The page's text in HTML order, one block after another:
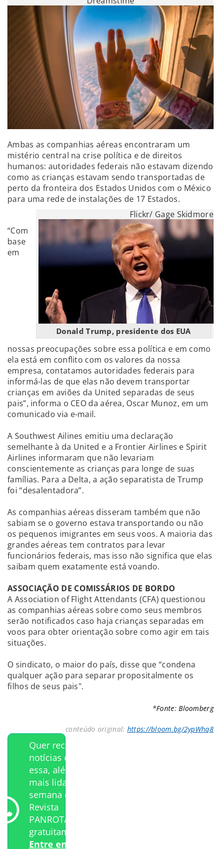
Ambas as companhias aéreas encontraram um
mistério central na crise política e de direitos
humanos: autoridades federais não estavam dizendo
como as crianças estavam sendo transportadas de
perto da fronteira dos Estados Unidos com o México
para uma rede de instalações de 17 Estados.
Flickr/ Gage Skidmore
Donald Trump, presidente dos EUA
“Com
base
em
nossas preocupações sobre essa política e em como
ela está em conflito com os valores da nossa
empresa, contatamos autoridades federais para
informá-las de que elas não devem transportar
crianças em aviões da United separadas de seus
pais”, informa o CEO da aérea, Oscar Munoz, em um
comunicado via e-mail.
A Southwest Ailines emitiu uma declaração
semelhante à da United e a Frontier Airlines e Spirit
Airlines informaram que não levariam
conscientemente as crianças para longe de suas
famílias. Para a Delta, a ação separatista de Trump
foi “desalentadora”.
As companhias aéreas disseram também que não
sabiam se o governo estava transportando ou não
os pequenos imigrantes em seus voos. A maioria das
grandes aéreas tem contratos para levar
funcionários federais, mas isso não significa que elas
saibam quem exatamente está voando.
ASSOCIAÇÃO DE COMISSÁRIOS DE BORDO
A Association of Flight Attendants (CFA) questionou
as companhias aéreas sobre como seus membros
serão notificados caso haja crianças separadas em
voos para obter orientação sobre como agir em tais
situações.
O sindicato, o maior do país, disse que “condena
qualquer ação para separar propositalmente os
filhos de seus pais".
*Fonte: Bloomberg
conteúdo original: https://bloom.bg/2ypWhq8
Quer receber
notícias como
essa, além das
mais lidas da
semana e a
Revista
PANROTAS
gratuitamente?
Entre em